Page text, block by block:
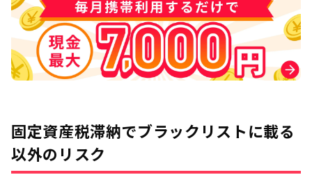
固定資産税滞納でブラックリストに載る
以外のリスク